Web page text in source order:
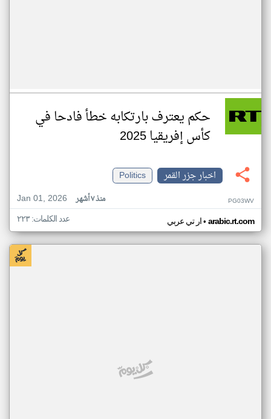
حكم يعترف بارتكابه خطأ فادحا في
كأس إفريقيا 2025
اخبار جزر القمر
Politics
Jan 01, 2026
منذ ٧ أشهر PG03WV
ار تي عربي• arabic.rt.com عدد الكلمات: ٢٢٣